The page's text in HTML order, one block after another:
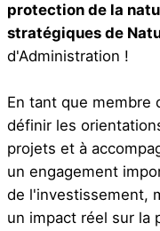
protection de la
stratégiques de
d'Administration !
En tant que membre
définir les
projets et à
un engagement
de l'investissement,
un impact réel sur la